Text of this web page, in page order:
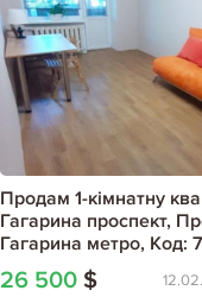
Продам 1-кімнатну
Гагарина проспект,
Гагарина метро, Код:
26 500 $